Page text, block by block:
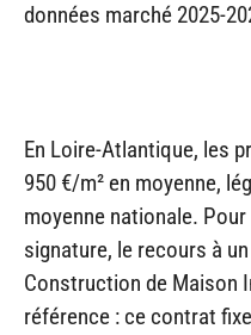
données marché 2025-
En Loire-Atlantique, les
950 €/m² en moyenne,
moyenne nationale.
signature, le recours à
Construction de Maison
référence : ce contrat